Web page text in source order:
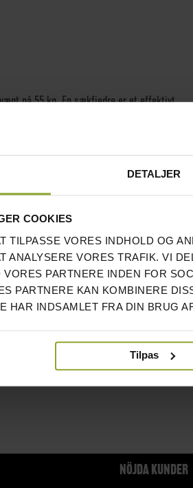
DETALJER
COOKIES
TILPASSE VORES INDHOLD OG
ANALYSERE VORES TRAFIK. VI
PARTNERE INDEN FOR
PARTNERE KAN KOMBINERE
HAR INDSAMLET FRA DIN BRUG
Tilpas
på 55 kg. En sækfjedre er et effektivt
en mere behagelig og naturlig bevægelse i
kampsportsgym.
NÖJDA KUNDER